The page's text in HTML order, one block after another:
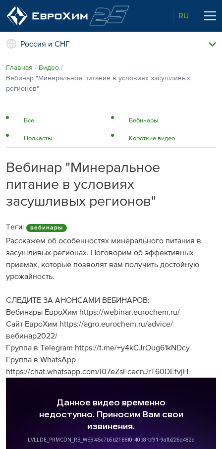
RU
Наши удобрения
О нас
Поддержка и сопровождение
Экологичность
Полевые опыты
Центр знаний
Россия и СНГ
Главная
Видео
Вебинар "Минеральное питание в условиях засушливых
регионов"
Все Вебинары
Подкасты Короткие видео
Вебинар "Минеральное
питание в условиях
засушливых регионов"
Теги: вебинары
Расскажем об особенностях минерального питания в
засушливых регионах. Поговорим об эффективных
приемах, которые позволят вам получить достойную
урожайность.
СЛЕДИТЕ ЗА АНОНСАМИ ВЕБИНАРОВ:
Вебинары ЕвроХим https://webinar.eurochem.ru/
Сайт ЕвроХим https://agro.eurochem.ru/advice/
вебинар2022/
Группа в Telegram https://t.me/+y4kCJrOug61kNDcy
Группа в WhatsApp
https://chat.whatsapp.com/I07eZsFcecnJrT60DEtvjH